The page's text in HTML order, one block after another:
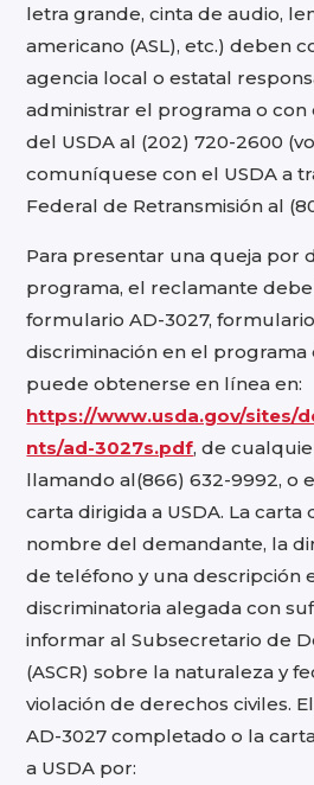
letra grande, cinta de audio,
americano (ASL), etc.) deben
agencia local o estatal
administrar el programa o con
del USDA al (202) 720-2600
comuníquese con el USDA a
Federal de Retransmisión al
Para presentar una queja por
programa, el reclamante
formulario AD-3027,
discriminación en el programa
puede obtenerse en línea en:
https://www.usda.gov/sites/
nts/ad-3027s.pdf, de
llamando al(866) 632-9992, o
carta dirigida a USDA. La
nombre del demandante, la
de teléfono y una descripción
discriminatoria alegada con
informar al Subsecretario de
(ASCR) sobre la naturaleza y
violación de derechos civiles.
AD-3027 completado o la
a USDA por: